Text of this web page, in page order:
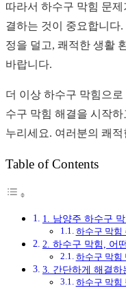
따라서 하수구 막힘 문
결하는 것이 중요합니다
정을 덜고, 쾌적한 생활
바랍니다.
더 이상 하수구 막힘으
수구 막힘 해결을 시작
누리세요. 여러분의 쾌
Table of Contents
1. 남양주 하수구
하수구 막힘
2. 하수구 막힘, 어
하수구 막힘
3. 간단하게 해결하
하수구 막힘